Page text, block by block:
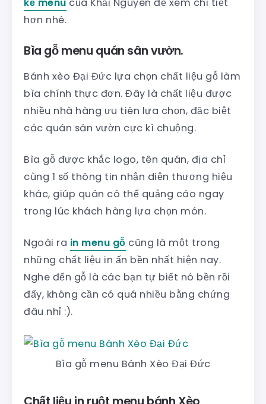
hơn nhé.
Bìa gỗ menu quán sân vườn.
Bánh xèo Đại Đức lựa chọn chất liệu gỗ làm
bìa chính thực đơn. Đây là chất liệu được
nhiều nhà hàng ưu tiên lựa chọn, đặc biệt
các quán sân vườn cực kì chuộng.
Bìa gỗ được khắc logo, tên quán, địa chỉ
cùng 1 số thông tin nhận diện thương hiệu
khác, giúp quán có thể quảng cáo ngay
trong lúc khách hàng lựa chọn món.
Ngoài ra in menu gỗ cũng là một trong
những chất liệu in ấn bền nhất hiện nay.
Nghe đến gỗ là các bạn tự biết nó bền rồi
đấy, không cần có quá nhiều bằng chứng
đâu nhỉ :).
Bìa gỗ menu Bánh Xèo Đại Đức